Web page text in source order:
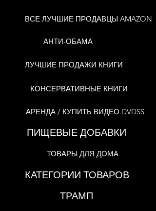
ВСЕ ЛУЧШИЕ ПРОДАВЦЫ AMAZON
АНТИ-ОБАМА
ЛУЧШИЕ ПРОДАЖИ КНИГИ
КОНСЕРВАТИВНЫЕ КНИГИ
АРЕНДА / КУПИТЬ ВИДЕО DVDSS
ПИЩЕВЫЕ ДОБАВКИ
ТОВАРЫ ДЛЯ ДОМА
КАТЕГОРИИ ТОВАРОВ
ТРАМП